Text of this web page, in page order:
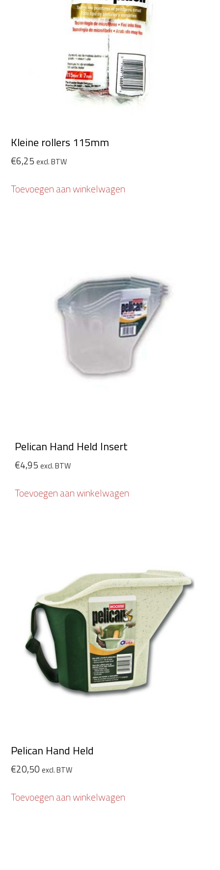
Kleine rollers 115mm
€6,25 excl. BTW
Toevoegen aan winkelwagen
Pelican Hand Held Insert
€4,95 excl. BTW
Toevoegen aan winkelwagen
Pelican Hand Held
€20,50 excl. BTW
Toevoegen aan winkelwagen